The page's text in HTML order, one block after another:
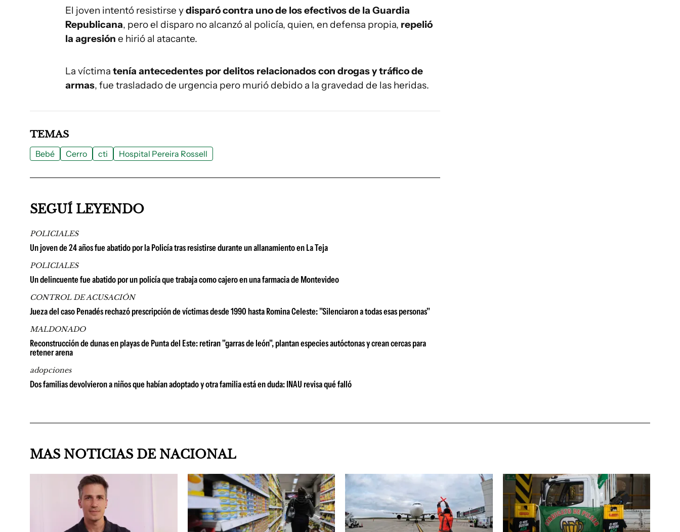
El joven intentó resistirse ydisparó contra uno de los efectivos de la Guardia
Republicana, pero el disparo no alcanzó al policía, quien, en defensa propia, repelió
la agresión e hirió al atacante.
La víctima tenía antecedentes por delitos relacionados con drogas y tráfico de
armas, fue trasladado de urgencia pero murió debido a la gravedad de las heridas.
TEMAS
Bebé Cerro cti Hospital Pereira Rossell
SEGUÍ LEYENDO
POLICIALES
Un joven de 24 años fue abatido por la Policía tras resistirse durante un allanamiento en La Teja
POLICIALES
Un delincuente fue abatido por un policía que trabaja como cajero en una farmacia de Montevideo
CONTROL DE ACUSACIÓN
Jueza del caso Penadés rechazó prescripción de víctimas desde 1990 hasta Romina Celeste: "Silenciaron a todas esas personas"
MALDONADO
Reconstrucción de dunas en playas de Punta del Este: retiran "garras de león", plantan especies autóctonas y crean cercas para
retener arena
adopciones
Dos familias devolvieron a niños que habían adoptado y otra familia está en duda: INAU revisa qué falló
MAS NOTICIAS DE NACIONAL